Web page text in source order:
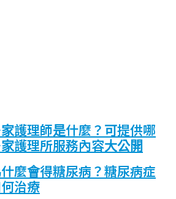
家護理師是什麼？可提供哪
護理所服務內容大公開
什麼會得糖尿病？糖尿病症
治療